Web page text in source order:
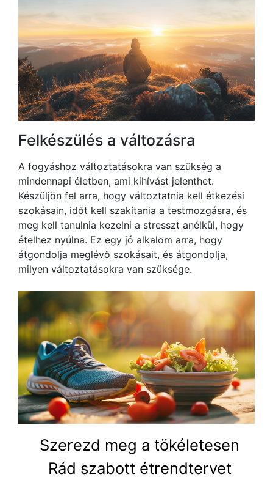
Felkészülés a változásra
A fogyáshoz változtatásokra van szükség a
mindennapi életben, ami kihívást jelenthet.
Készüljön fel arra, hogy változtatnia kell étkezési
szokásain, időt kell szakítania a testmozgásra, és
meg kell tanulnia kezelni a stresszt anélkül, hogy
ételhez nyúlna. Ez egy jó alkalom arra, hogy
átgondolja meglévő szokásait, és átgondolja,
milyen változtatásokra van szüksége.
Szerezd meg a tökéletesen
Rád szabott étrendtervet